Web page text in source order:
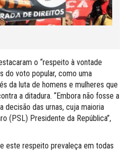
o “respeito à vontade
do voto popular, como uma
da luta de homens e mulheres que
a ditadura. “Embora não fosse a
decisão das urnas, cuja maioria
(PSL) Presidente da República”,
este respeito prevaleça em todas